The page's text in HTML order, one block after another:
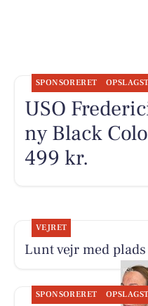
SPONSORERET
USO
ny Black
499 kr.
VEJRET
Lunt vejr med
SPONSORERET